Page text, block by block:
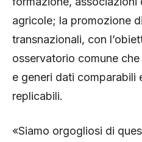
agricole; la promozione
transnazionali, con
osservatorio comune
e generi dati comparabili
replicabili.
«Siamo orgogliosi di